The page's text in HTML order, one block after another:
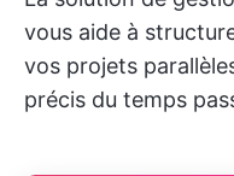
vous aide à
vos projets
précis du temps